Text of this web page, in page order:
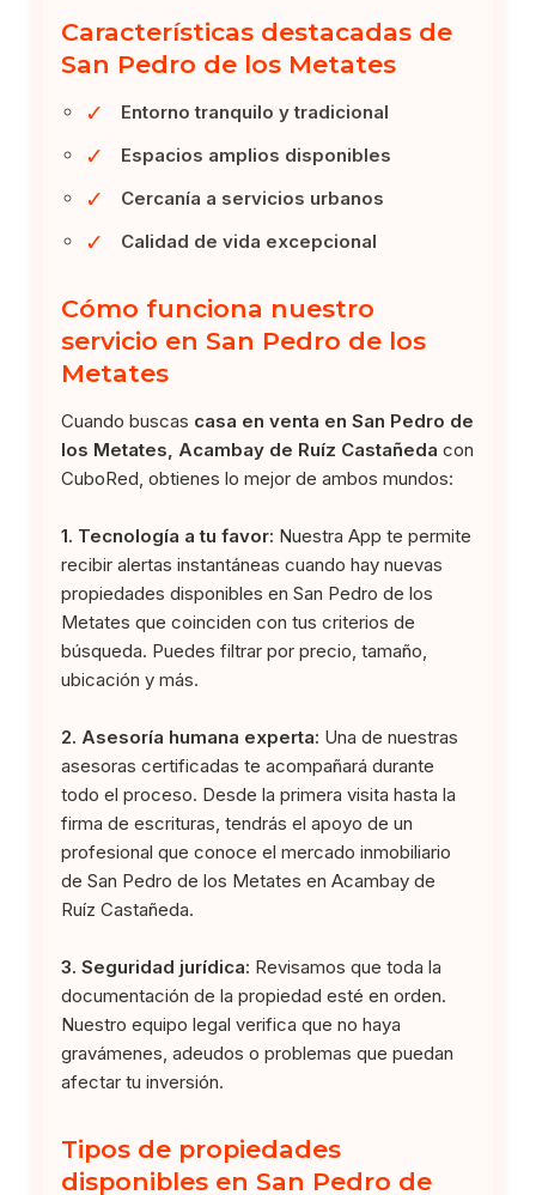
Características destacadas de
San Pedro de los Metates
✓ Entorno tranquilo y tradicional
✓ Espacios amplios disponibles
✓ Cercanía a servicios urbanos
✓ Calidad de vida excepcional
Cómo funciona nuestro
servicio en San Pedro de los
Metates
Cuando buscas casa en venta en San Pedro de
los Metates, Acambay de Ruíz Castañeda con
CuboRed, obtienes lo mejor de ambos mundos:
1. Tecnología a tu favor: Nuestra App te permite
recibir alertas instantáneas cuando hay nuevas
propiedades disponibles en San Pedro de los
Metates que coinciden con tus criterios de
búsqueda. Puedes filtrar por precio, tamaño,
ubicación y más.
2. Asesoría humana experta: Una de nuestras
asesoras certificadas te acompañará durante
todo el proceso. Desde la primera visita hasta la
firma de escrituras, tendrás el apoyo de un
profesional que conoce el mercado inmobiliario
de San Pedro de los Metates en Acambay de
Ruíz Castañeda.
3. Seguridad jurídica: Revisamos que toda la
documentación de la propiedad esté en orden.
Nuestro equipo legal verifica que no haya
gravámenes, adeudos o problemas que puedan
afectar tu inversión.
Tipos de propiedades
disponibles en San Pedro de